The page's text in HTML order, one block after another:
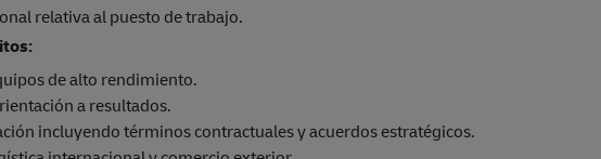
relativa al puesto de trabajo.
de alto rendimiento.
a resultados.
incluyendo términos contractuales y acuerdos estratégicos.